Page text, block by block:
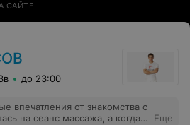
САЙТЕ
до 23:00
впечатления от знакомства с
на сеанс массажа, а когда
Еще